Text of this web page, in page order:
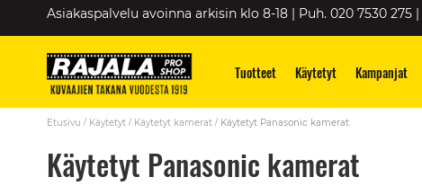
Skip
Asiakaspalvelu avoinna arkisin klo 8-18 | Puh. 020 7530 275 |
Tuotteet Käytetyt Kampanjat
Etusivu Käytetyt Käytetyt kamerat Käytetyt Panasonic kamerat
Käytetyt Panasonic kamerat